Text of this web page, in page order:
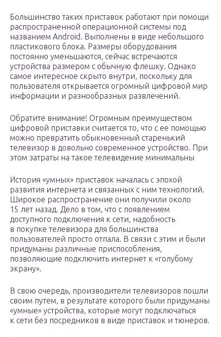
Большинство таких приставок работают при помощи
распространенной операционной системы под
названием Android. Выполнены в виде небольшого
пластикового блока. Размеры оборудования
постоянно уменьшаются, сейчас встречаются
устройства размером с обычную флешку. Однако
самое интересное скрыто внутри, поскольку для
пользователя открывается огромный цифровой мир
информации и разнообразных развлечений.
Обратите внимание! Огромным преимуществом
цифровой приставки считается то, что с ее помощью
можно превратить обыкновенный старенький
телевизор в довольно современное устройство. При
этом затраты на такое телевидение минимальны
История «умных» приставок началась с эпохой
развития интернета и связанных с ним технологий.
Широкое распространение они получили около
15 лет назад. Дело в том, что с появлением
доступного подключения к сети, надобность
в покупке телевизора для большинства
пользователей просто отпала. В связи с этим и были
придуманы различные приспособления,
позволяющие подключить интернет к «голубому
экрану».
В свою очередь, производители телевизоров пошли
своим путем, в результате которого были придуманы
«умные» устройства, которые могут подключаться
к сети без посредников в виде приставок и тюнеров.